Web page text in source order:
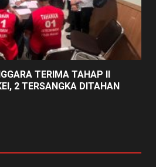
TERIMA TAHAP II
2 TERSANGKA DITAHAN